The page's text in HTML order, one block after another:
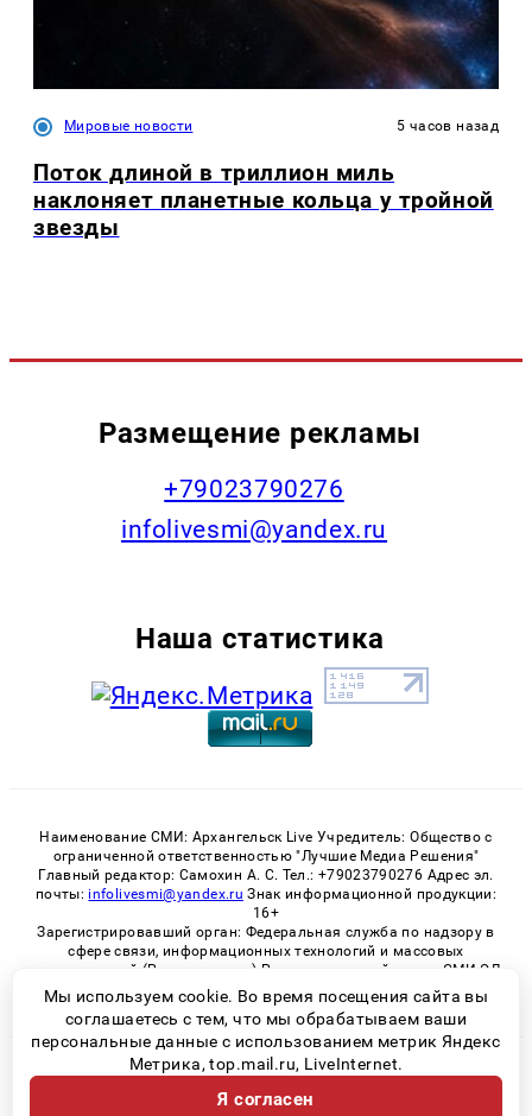
Мировые новости 5 часов назад
Поток длиной в триллион миль
наклоняет планетные кольца у тройной
звезды
Размещение рекламы
+79023790276
infolivesmi@yandex.ru
Наша статистика
Наименование СМИ: Архангельск Live Учредитель: Общество с
ограниченной ответственностью "Лучшие Медиа Решения"
Главный редактор: Самохин А. С. Тел.: +79023790276 Адрес эл.
почты: infolivesmi@yandex.ru Знак информационной продукции:
16+
Зарегистрировавший орган: Федеральная служба по надзору в
сфере связи, информационных технологий и массовых
коммуникаций (Роскомнадзор) Регистрационный номер СМИ ЭЛ
№ ФС 77 - 82533 от 21.01.2022
© 2026 «Архангельск Live» | Все права защищены
Возрастная категория сайта 16+
Мы используем cookie. Во время посещения сайта вы
соглашаетесь с тем, что мы обрабатываем ваши
персональные данные с использованием метрик Яндекс
Метрика, top.mail.ru, LiveInternet.
Я согласен